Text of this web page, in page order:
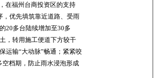
在福州台商投资区的支持
，优先填筑靠近道路、受雨
20多台陆续增加至30多
，转用施工便道下方较干
运输“大动脉”畅通；紧紧咬
档期，防止雨水浸泡形成